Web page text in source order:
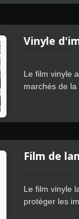
Vinyle
Le film vinyle
marchés de
Film de
Le film vinyle
protéger les